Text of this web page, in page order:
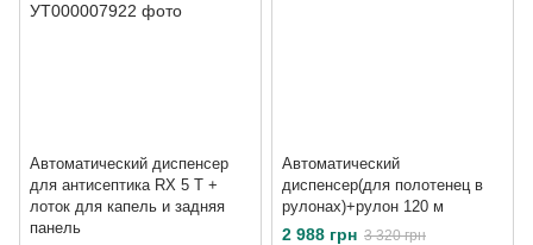
Автоматический диспенсер
для антисептика RX 5 T +
лоток для капель и задняя
панель
Автоматический
диспенсер(для полотенец в
рулонах)+рулон 120 м
2 988 грн 3 320 грн